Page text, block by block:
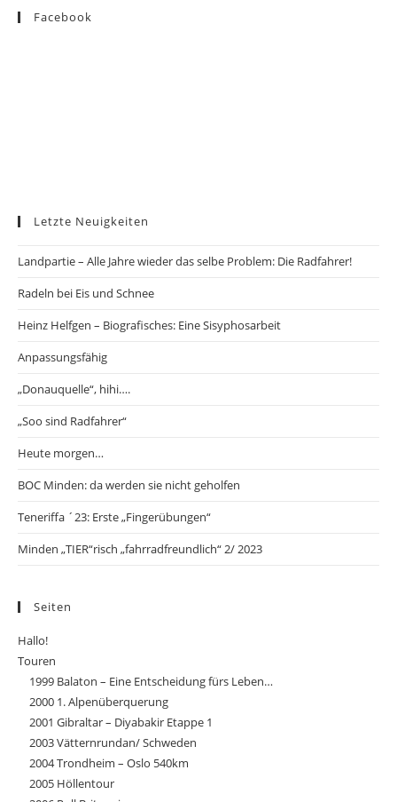
Facebook
Letzte Neuigkeiten
Landpartie – Alle Jahre wieder das selbe Problem: Die Radfahrer!
Radeln bei Eis und Schnee
Heinz Helfgen – Biografisches: Eine Sisyphosarbeit
Anpassungsfähig
„Donauquelle“, hihi….
„Soo sind Radfahrer“
Heute morgen…
BOC Minden: da werden sie nicht geholfen
Teneriffa ´23: Erste „Fingerübungen“
Minden „TIER“risch „fahrradfreundlich“ 2/ 2023
Seiten
Hallo!
Touren
1999 Balaton – Eine Entscheidung fürs Leben…
2000 1. Alpenüberquerung
2001 Gibraltar – Diyabakir Etappe 1
2003 Vätternrundan/ Schweden
2004 Trondheim – Oslo 540km
2005 Höllentour